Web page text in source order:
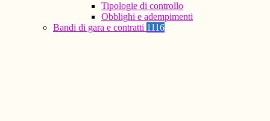
Tipologie di controllo
Obblighi e adempimenti
Bandi di gara e contratti 1116